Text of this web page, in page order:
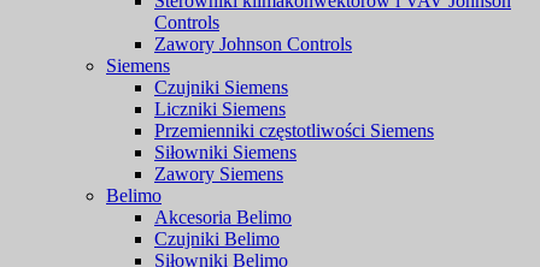
Controls
Zawory Johnson Controls
Siemens
Czujniki Siemens
Liczniki Siemens
Przemienniki częstotliwości Siemens
Siłowniki Siemens
Zawory Siemens
Belimo
Akcesoria Belimo
Czujniki Belimo
Siłowniki Belimo